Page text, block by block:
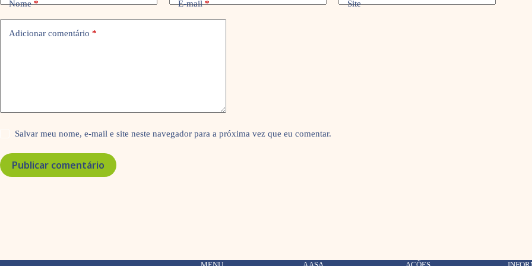
Nome* E-mail* Site
Adicionar comentário *
Salvar meu nome, e-mail e site neste navegador para a próxima vez que eu comentar.
Publicar comentário